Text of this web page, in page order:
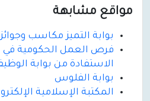
مواقع مشابهة
بوابة التميز مكاسب وجوائز
فرص العمل الحكومية في
الاستفادة من بوابة
بوابة الفلوس
المكتبة الإسلامية